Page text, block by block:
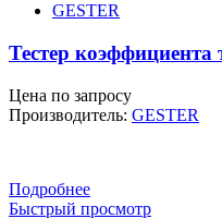
GESTER
Тестер коэффициента
Цена по запросу
Производитель: GESTER
Подробнее
Быстрый просмотр